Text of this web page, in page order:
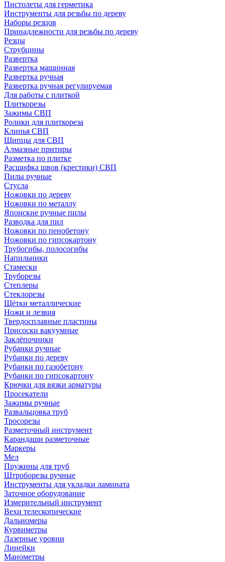
Пистолеты для герметика
Инструменты для резьбы по дереву
Наборы резцов
Принадлежности для резьбы по дереву
Резцы
Струбцины
Развертка
Развертка машинная
Развертка ручная
Развертка ручная регулируемая
Для работы с плиткой
Плиткорезы
Зажимы СВП
Ролики для плиткореза
Клинья СВП
Щипцы для СВП
Алмазные притиры
Разметка по плитке
Расшифка швов (крестики) СВП
Пилы ручные
Стусла
Ножовки по дереву
Ножовки по металлу
Японские ручные пилы
Разводка для пил
Ножовки по пенобетону
Ножовки по гипсокартону
Трубогибы, полосогибы
Напильники
Стамески
Труборезы
Степлеры
Стеклорезы
Щётки металлические
Ножи и лезвия
Твердосплавные пластины
Присоски вакуумные
Заклёпочники
Рубанки ручные
Рубанки по дереву
Рубанки по газобетону
Рубанки по гипсокартону
Крючки для вязки арматуры
Просекатели
Зажимы ручные
Развальцовка труб
Тросорезы
Разметочный инструмент
Карандаши разметочные
Маркеры
Мел
Пружины для труб
Штроборезы ручные
Инструменты для укладки ламината
Заточное оборудование
Измерительный инструмент
Вехи телескопические
Дальномеры
Курвиметры
Лазерные уровни
Линейки
Манометры